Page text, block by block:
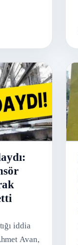
iddia
Avan,